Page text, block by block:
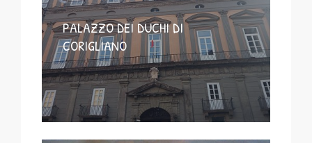
PALAZZO DEI DUCHI DI
CORIGLIANO